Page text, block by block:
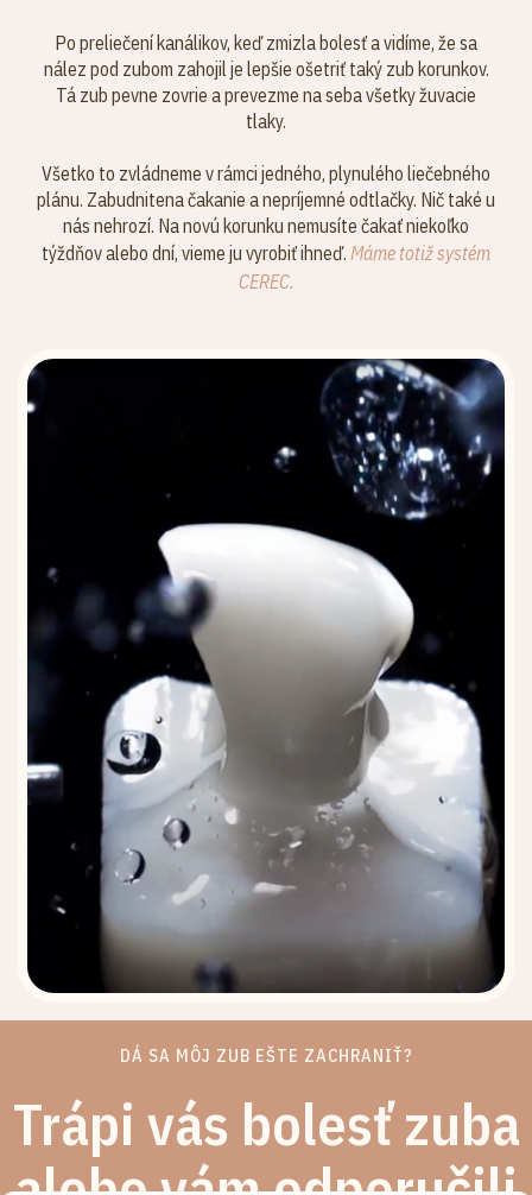
Po preliečení kanálikov, keď zmizla bolesť a vidíme, že sa
nález pod zubom zahojil je lepšie ošetriť taký zub korunkov.
Tá zub pevne zovrie a prevezme na seba všetky žuvacie
tlaky.
Všetko to zvládneme v rámci jedného, plynulého liečebného
plánu. Zabudnitena čakanie a nepríjemné odtlačky. Nič také u
nás nehrozí. Na novú korunku nemusíte čakať niekoľko
týždňov alebo dní, vieme ju vyrobiť ihneď. Máme totiž systém
CEREC.
DÁ SA MÔJ ZUB EŠTE ZACHRANIŤ?
Trápi vás bolesť zuba